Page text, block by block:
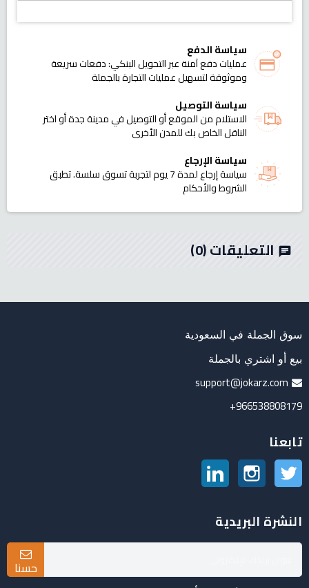
سياسة الدفع
عمليات دفع آمنة عبر التحويل البنكي: دفعات سريعة
وموثوقة لتسهيل عمليات التجارة بالجملة
سياسة التوصيل
الاستلام من الموقع أو التوصيل في مدينة جدة أو اختر
الناقل الخاص بك للمدن الأخرى
سياسة الإرجاع
سياسة إرجاع لمدة 7 يوم لتجربة تسوق سلسة. تطبق
الشروط والأحكام
chat التعليقات(0)
سوق الجملة في السعودية
بيع أو اشتري بالجملة
support@jokarz.com
966538808179+
تابعنا
تويتر انستغرام
النشرة البريدية
حسنا